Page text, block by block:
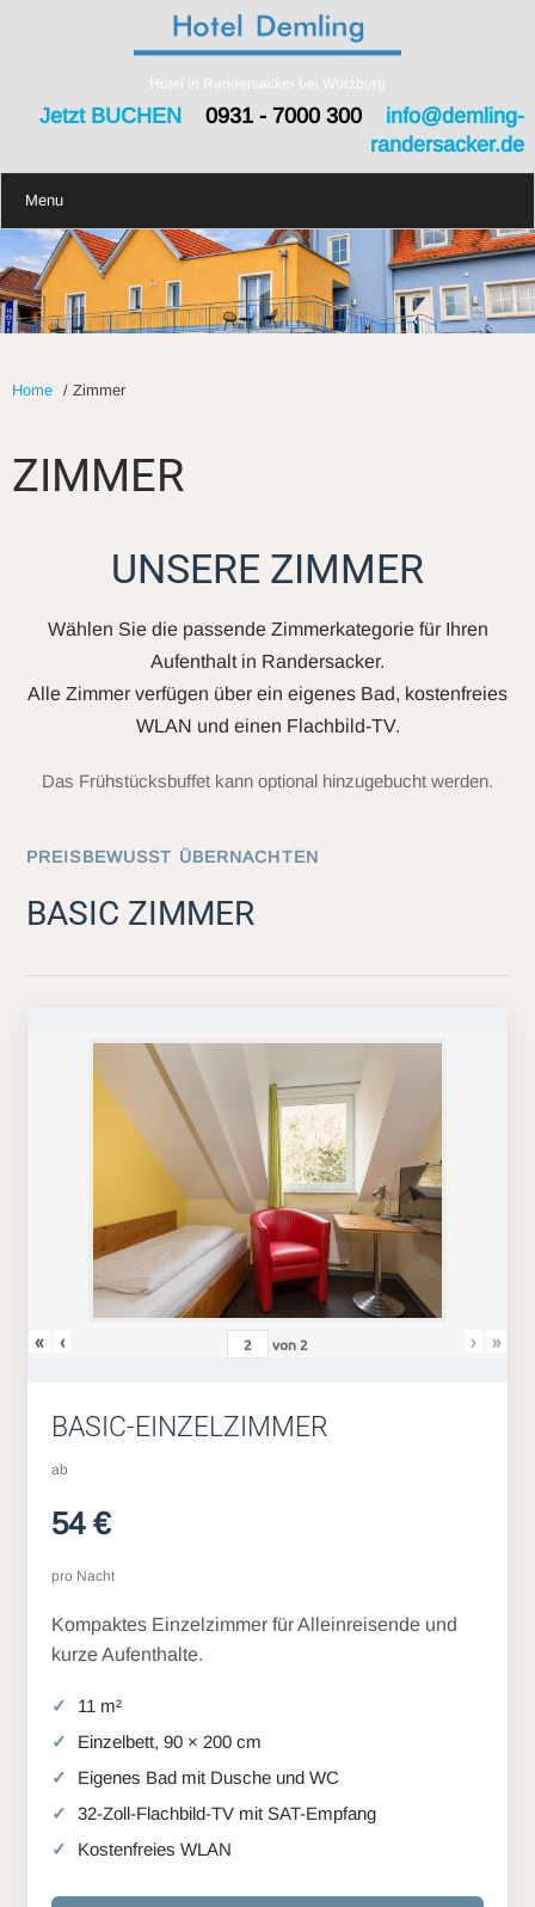
Hotel in Randersacker bei Würzburg
Jetzt BUCHEN0931 - 7000 300 info@demling-
randersacker.de
Menu
Home / Zimmer
ZIMMER
UNSERE ZIMMER
Wählen Sie die passende Zimmerkategorie für Ihren
Aufenthalt in Randersacker.
Alle Zimmer verfügen über ein eigenes Bad, kostenfreies
WLAN und einen Flachbild-TV.
Das Frühstücksbuffet kann optional hinzugebucht werden.
PREISBEWUSST ÜBERNACHTEN
BASIC ZIMMER
« ‹ von 2 › »
BASIC-EINZELZIMMER
ab
54 €
pro Nacht
Kompaktes Einzelzimmer für Alleinreisende und
kurze Aufenthalte.
11 m²
Einzelbett, 90 × 200 cm
Eigenes Bad mit Dusche und WC
32-Zoll-Flachbild-TV mit SAT-Empfang
Kostenfreies WLAN